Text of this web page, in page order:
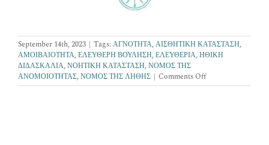
September 14th, 2023 | Tags: ΑΓΝΟΤΗΤΑ,ΑΙΣΘΗΤΙΚΗ ΚΑΤΑΣΤΑΣΗ,
ΑΜΟΙΒΑΙΟΤΗΤΑ,ΕΛΕΥΘΕΡΗ ΒΟΥΛΗΣΗ,ΕΛΕΥΘΕΡΙΑ,ΗΘΙΚΗ
ΔΙΔΑΣΚΑΛΙΑ,ΝΟΗΤΙΚΗ ΚΑΤΑΣΤΑΣΗ,ΝΟΜΟΣ ΤΗΣ
ΑΝΟΜΟΙΟΤΗΤΑΣ,ΝΟΜΟΣ ΤΗΣ ΛΗΘΗΣ | Comments Offon
ΠΟΙΟΣ